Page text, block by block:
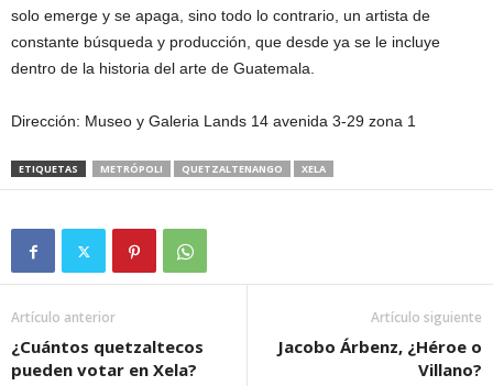
solo emerge y se apaga, sino todo lo contrario, un artista de
constante búsqueda y producción, que desde ya se le incluye
dentro de la historia del arte de Guatemala.
Dirección: Museo y Galeria Lands 14 avenida 3-29 zona 1
ETIQUETAS METRÓPOLI QUETZALTENANGO XELA
Artículo anterior
¿Cuántos quetzaltecos
pueden votar en Xela?
Artículo siguiente
Jacobo Árbenz, ¿Héroe o
Villano?